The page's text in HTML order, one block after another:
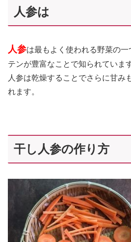
人参は
人参は最もよく使われる野菜の
テンが豊富なことで知られています
人参は乾燥することでさらに甘み
れます。
干し人参の作り方